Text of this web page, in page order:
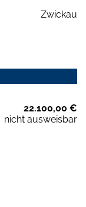
Zwickau
22.100,00 €
nicht ausweisbar